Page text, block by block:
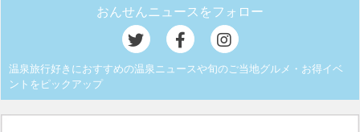
おんせんニュースをフォロー
温泉旅行好きにおすすめの温泉ニュースや旬のご当地グルメ・お得イベ
ントをピックアップ